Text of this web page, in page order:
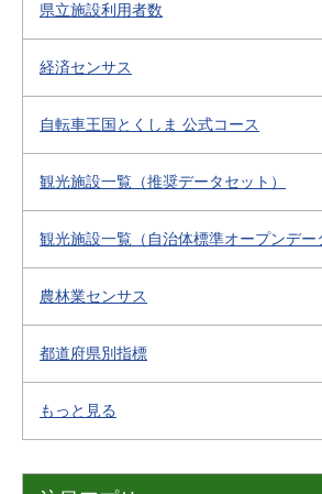
県立施設利用者数
経済センサス
自転車王国とくしま 公式コース
観光施設一覧（推奨データセット）
観光施設一覧（自治体標準オープンデー
農林業センサス
都道府県別指標
もっと見る